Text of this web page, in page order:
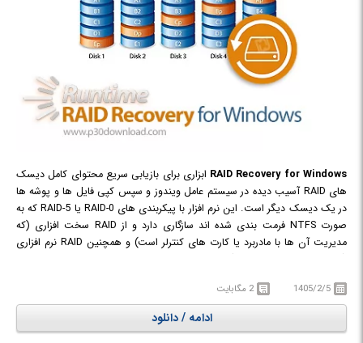
RAID Recovery for Windows ابزاری برای بازیابی سریع محتوای کامل دیسک
های RAID آسیب دیده در سیستم عامل ویندوز و سپس کپی فایل ها و پوشه ها
در یک دیسک دیگر است. این نرم افزار با پیکربندی های RAID-0 یا RAID-5 که به
صورت NTFS فرمت بندی شده اند سازگاری دارد و از RAID سخت افزاری (که
مدیریت آن ها با مادربرد یا کارت های کنترلر است) و همچنین RAID نرم افزاری
(آرایه های دیسک داینامیک) پشتیبانی می کند. تنها کافیست درایو ها را از کنترلر
سیستم اطمینان حاصل کردید می توانید به وسیله RAID Recovery for
Windows به بازیابی اطلاعات بپردازید.
1405/2/5 2 مگابایت
ادامه / دانلود